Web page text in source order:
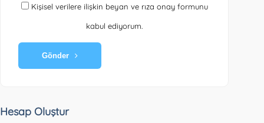
Kişisel verilere ilişkin beyan ve rıza onay formunu
kabul ediyorum.
Gönder
Hesap Oluştur